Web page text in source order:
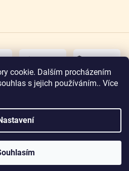
cookie. Dalším procházením
s jejich používáním.. Více
osobní
Jičín. Všechna práva